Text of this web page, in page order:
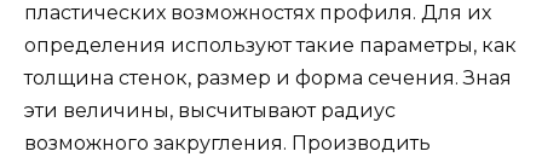
пластических возможностях профиля. Для их
определения используют такие параметры, как
толщина стенок, размер и форма сечения. Зная
эти величины, высчитывают радиус
возможного закругления. Производить